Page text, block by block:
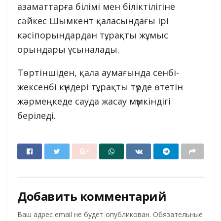
азаматтарға білімі мен біліктілігіне
сәйкес Шымкент қаласындағы ірі
кәсіпорындардан тұрақты жұмыс
орындары ұсыналады.
Төртіншіден, қала аумағында сенбі-
жексенбі күндері тұрақты түрде өтетін
жәрмеңкеде сауда жасау мүмкіндігі
беріледі.
Добавить комментарий
Ваш адрес email не будет опубликован. Обязательные